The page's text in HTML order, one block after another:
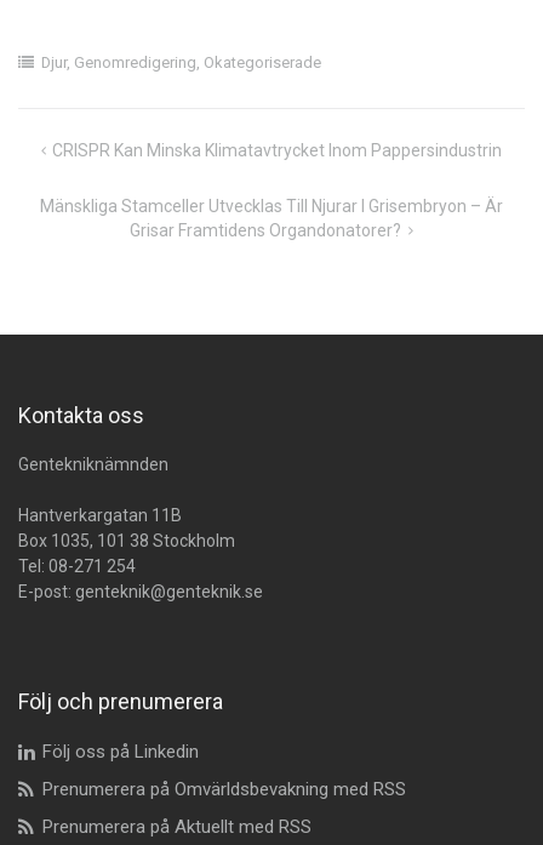
Djur, Genomredigering Okategoriserade
Inläggsnavigering
CRISPR Kan Minska Klimatavtrycket Inom Pappersindustrin
Mänskliga Stamceller Utvecklas Till Njurar I Grisembryon – Är
Grisar Framtidens Organdonatorer?
Kontakta oss
Gentekniknämnden
Hantverkargatan 11B
Box 1035, 101 38 Stockholm
Tel: 08-271 254
E-post: genteknik@genteknik.se
Följ och prenumerera
Följ oss på Linkedin
Prenumerera på Omvärldsbevakning med RSS
Prenumerera på Aktuellt med RSS